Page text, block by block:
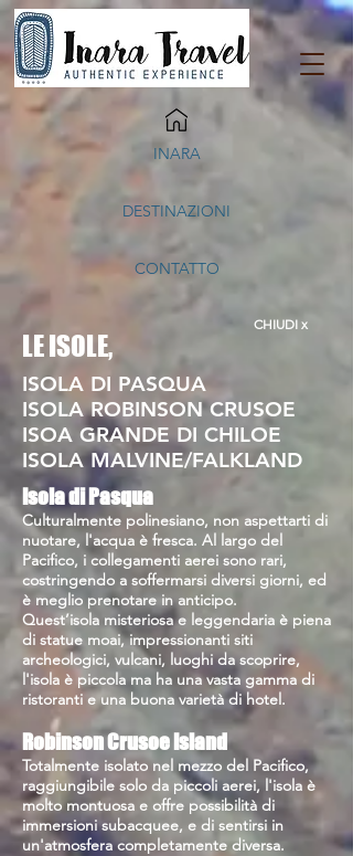
INARA
DESTINAZIONI
CONTATTO
LE ISOLE,
ISOLA DI PASQUA
ISOLA ROBINSON CRUSOE
ISOA GRANDE DI CHILOE
ISOLA MALVINE/FALKLAND
CHIUDI x
Isola di Pasqua
Culturalmente polinesiano, non aspettarti di
nuotare, l'acqua è fresca. Al largo del
Pacifico, i collegamenti aerei sono rari,
costringendo a soffermarsi diversi giorni, ed
è meglio prenotare in anticipo.
Quest’isola misteriosa e leggendaria è piena
di statue moai, impressionanti siti
archeologici, vulcani, luoghi da scoprire,
l'isola è piccola ma ha una vasta gamma di
ristoranti e una buona varietà di hotel.
Robinson Crusoe Island
Totalmente isolato nel mezzo del Pacifico,
raggiungibile solo da piccoli aerei, l'isola è
molto montuosa e offre possibilità di
immersioni subacquee, e di sentirsi in
un'atmosfera completamente diversa.